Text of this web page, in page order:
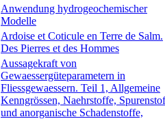
Anwendung hydrogeochemischer
Modelle
Ardoise et Coticule en Terre de Salm.
Des Pierres et des Hommes
Aussagekraft von
Gewaessergüteparametern in
Fliessgewaessern. Teil 1, Allgemeine
Kenngrössen, Naehrstoffe,
und anorganische Schadenstoffe,